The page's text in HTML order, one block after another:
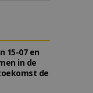
15-07 en
in de
de